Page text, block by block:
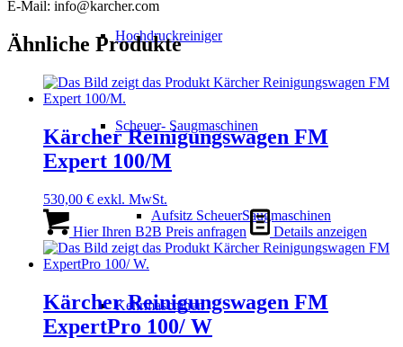
Hochdruckreiniger
Scheuer- Saugmaschinen
Aufsitz ScheuerSaugmaschinen
Kehrmaschinen
E-Mail: info@karcher.com
Ähnliche Produkte
Kärcher Reinigungswagen FM
Expert 100/M
530,00 € exkl. MwSt.
Hier Ihren B2B Preis anfragen Details anzeigen
Kärcher Reinigungswagen FM
ExpertPro 100/ W